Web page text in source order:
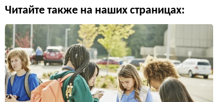
Читайте также на наших страницах: